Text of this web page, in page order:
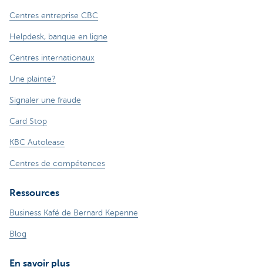
Centres entreprise CBC
Helpdesk, banque en ligne
Centres internationaux
Une plainte?
Signaler une fraude
Card Stop
KBC Autolease
Centres de compétences
Ressources
Business Kafé de Bernard Kepenne
Blog
En savoir plus